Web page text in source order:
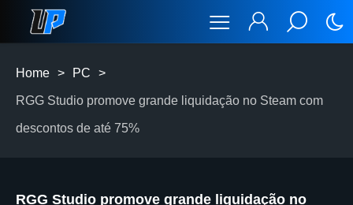
Home > PC >
RGG Studio promove grande liquidação no Steam com
descontos de até 75%
RGG Studio promove grande liquidação no